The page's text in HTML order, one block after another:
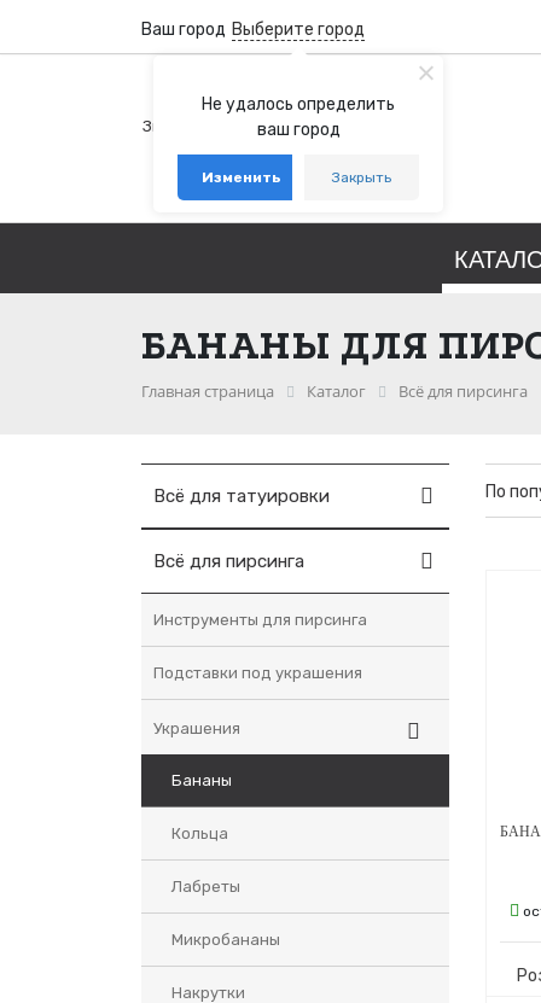
Не удалось определить
ваш город
Изменить Закрыть
Ваш город Выберите город
+7 (800) 100-76-77
Звонок бесплатный по России
+7 (931) 978-88-88
telegram whatsapp
БАНАНЫ ДЛЯ
Главная страница Каталог Всё для пирсинга
Всё для татуировки
Всё для пирсинга
Инструменты для пирсинга
Подставки под украшения
Украшения
Бананы
Кольца
Лабреты
Микробананы
Накрутки
По